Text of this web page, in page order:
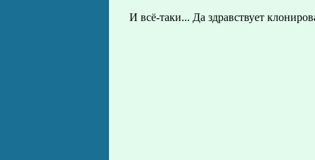
И всё-таки... Да здравствует